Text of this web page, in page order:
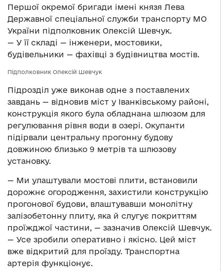
Першої окремої бригади імені князя Лева
Державної спеціальної служби транспорту МО
України підполковник Олексій Шевчук.
— У її складі — інженери, мостовики,
будівельники — фахівці з будівництва мостів.
Підполковник Олексій Шевчук
Підрозділ уже виконав одне з поставлених
завдань — відновив міст у Іванківському районі,
конструкція якого була обладнана шлюзом для
регулювання рівня води в озері. Окупанти
підірвали центральну прогонну будову
довжиною близько 9 метрів та шлюзову
установку.
— Ми улаштували мостові плити, встановили
дорожнє огородження, захистили конструкцію
прогонової будови, влаштувавши монолітну
залізобетонну плиту, яка й слугує покриттям
проїжджої частини, — зазначив Олексій Шевчук.
— Усе зробили оперативно і якісно. Цей міст
вже відкритий для проїзду. Транспортна
артерія функціонує.